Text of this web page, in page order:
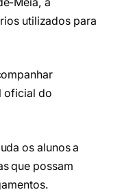
utilizados para
oficial do
os alunos a
que possam